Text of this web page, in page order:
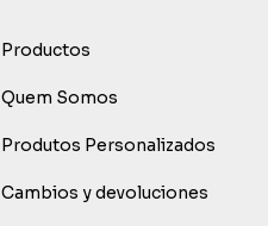
Productos
Quem Somos
Produtos Personalizados
Cambios y devoluciones